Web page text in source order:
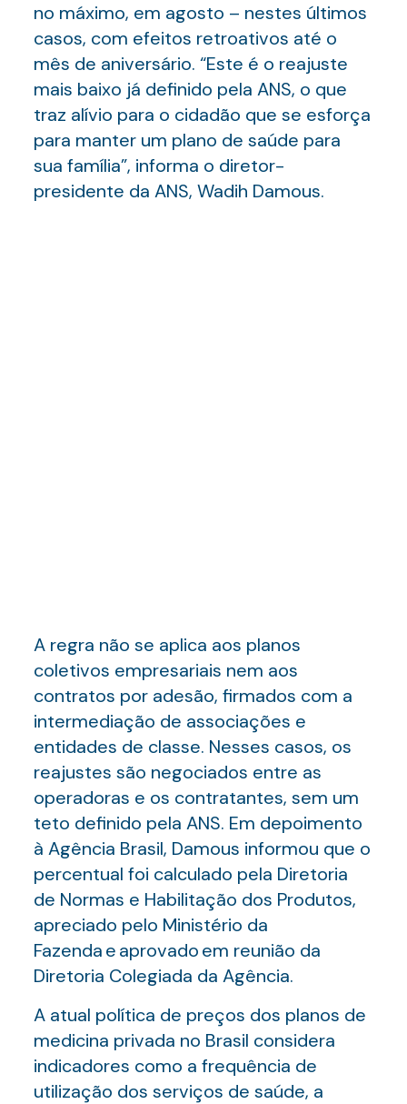
no máximo, em agosto – nestes últimos
casos, com efeitos retroativos até o
mês de aniversário. “Este é o reajuste
mais baixo já definido pela ANS, o que
traz alívio para o cidadão que se esforça
para manter um plano de saúde para
sua família”, informa o diretor-
presidente da ANS, Wadih Damous.
A regra não se aplica aos planos
coletivos empresariais nem aos
contratos por adesão, firmados com a
intermediação de associações e
entidades de classe. Nesses casos, os
reajustes são negociados entre as
operadoras e os contratantes, sem um
teto definido pela ANS. Em depoimento
à Agência Brasil, Damous informou que o
percentual foi calculado pela Diretoria
de Normas e Habilitação dos Produtos,
apreciado pelo Ministério da
Fazenda e aprovado em reunião da
Diretoria Colegiada da Agência.
A atual política de preços dos planos de
medicina privada no Brasil considera
indicadores como a frequência de
utilização dos serviços de saúde, a